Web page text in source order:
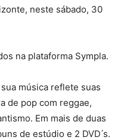
neste sábado, 30
na plataforma Sympla.
música reflete suas
de pop com reggae,
Em mais de duas
de estúdio e 2 DVD ́s.